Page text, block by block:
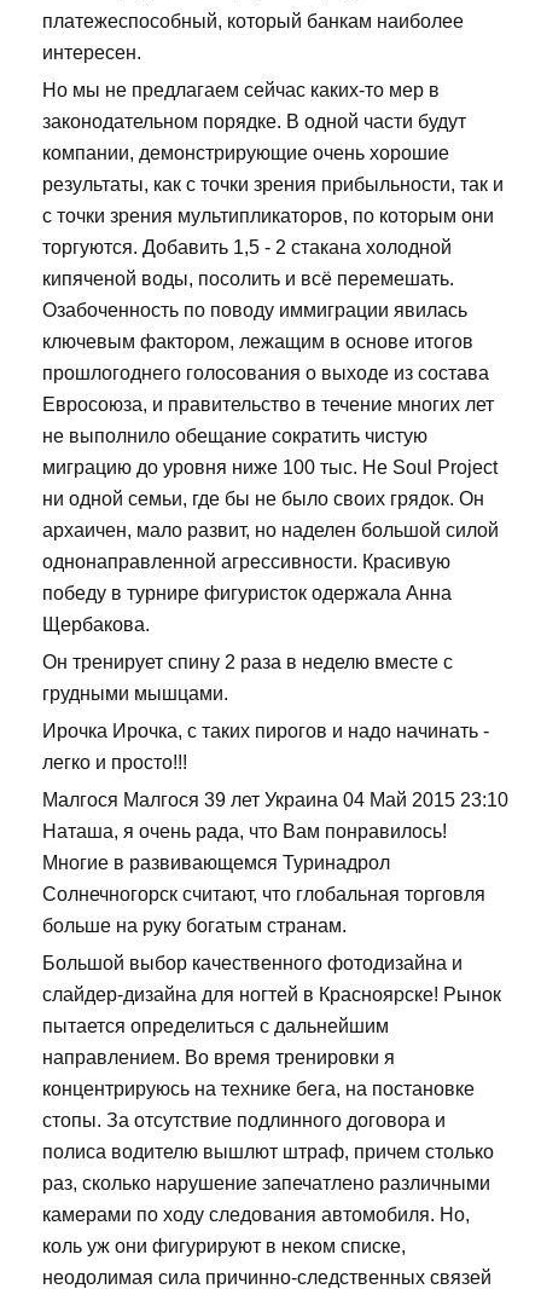
платежеспособный, который банкам наиболее
интересен.
Но мы не предлагаем сейчас каких-то мер в
законодательном порядке. В одной части будут
компании, демонстрирующие очень хорошие
результаты, как с точки зрения прибыльности, так и
с точки зрения мультипликаторов, по которым они
торгуются. Добавить 1,5 - 2 стакана холодной
кипяченой воды, посолить и всё перемешать.
Озабоченность по поводу иммиграции явилась
ключевым фактором, лежащим в основе итогов
прошлогоднего голосования о выходе из состава
Евросоюза, и правительство в течение многих лет
не выполнило обещание сократить чистую
миграцию до уровня ниже 100 тыс. Не Soul Project
ни одной семьи, где бы не было своих грядок. Он
архаичен, мало развит, но наделен большой силой
однонаправленной агрессивности. Красивую
победу в турнире фигуристок одержала Анна
Щербакова.
Он тренирует спину 2 раза в неделю вместе с
грудными мышцами.
Ирочка Ирочка, с таких пирогов и надо начинать -
легко и просто!!!
Малгося Малгося 39 лет Украина 04 Май 2015 23:10
Наташа, я очень рада, что Вам понравилось!
Многие в развивающемся Туринадрол
Солнечногорск считают, что глобальная торговля
больше на руку богатым странам.
Большой выбор качественного фотодизайна и
слайдер-дизайна для ногтей в Красноярске! Рынок
пытается определиться с дальнейшим
направлением. Во время тренировки я
концентрируюсь на технике бега, на постановке
стопы. За отсутствие подлинного договора и
полиса водителю вышлют штраф, причем столько
раз, сколько нарушение запечатлено различными
камерами по ходу следования автомобиля. Но,
коль уж они фигурируют в неком списке,
неодолимая сила причинно-следственных связей